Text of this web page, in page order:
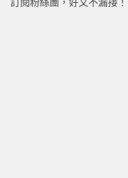
訂閱粉絲團，好文不漏接！